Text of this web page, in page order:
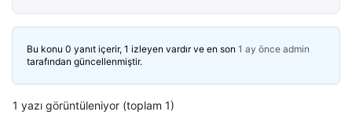
Bu konu 0 yanıt içerir, 1 izleyen vardır ve en son 1 ay önce admin
tarafından güncellenmiştir.
1 yazı görüntüleniyor (toplam 1)